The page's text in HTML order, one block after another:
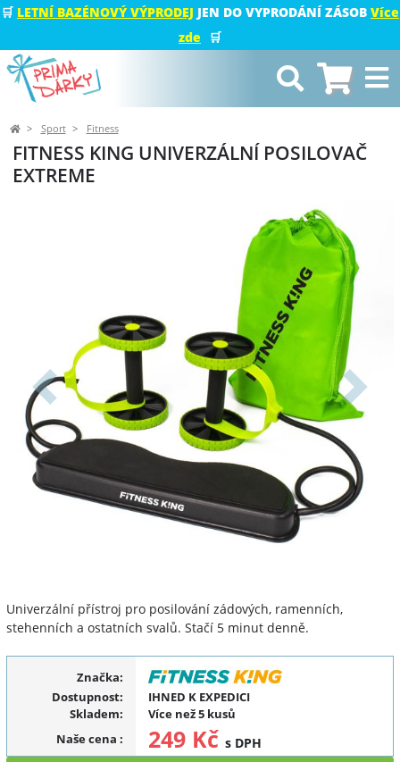
🛒 LETNÍ BAZÉNOVÝ VÝPRODEJ JEN DO VYPRODÁNÍ ZÁSOB Více
zde
🛒
Sport Fitness
FITNESS KING UNIVERZÁLNÍ POSILOVAČ
EXTREME
Předchozí Další
Univerzální přístroj pro posilování zádových, ramenních,
stehenních a ostatních svalů. Stačí 5 minut denně.
Značka:
Dostupnost:
IHNED K EXPEDICI
Skladem:
Více než 5 kusů
Naše cena : 249 Kč s DPH